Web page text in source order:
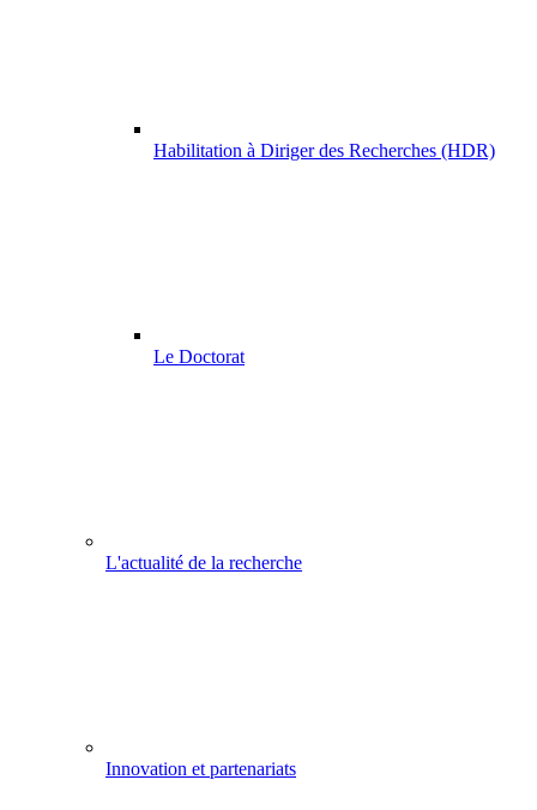
Habilitation à Diriger des Recherches (HDR)
Le Doctorat
L'actualité de la recherche
Innovation et partenariats